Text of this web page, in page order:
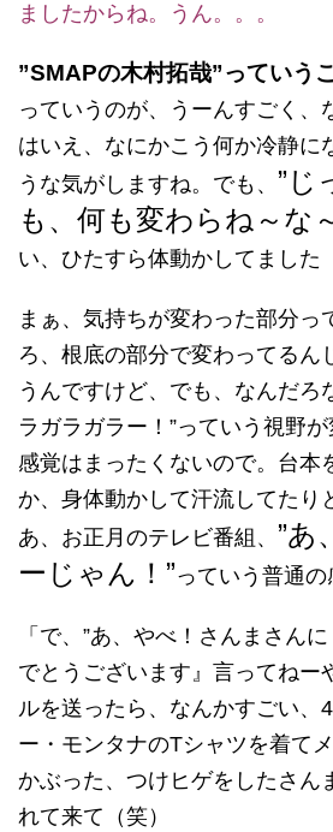
ましたからね。うん。。。
”SMAPの木村拓哉”っていう
っていうのが、うーんすごく、
はいえ、なにかこう何か冷静に
うな気がしますね。でも、 ”じ
も、何も変わらね～な
い、ひたすら体動かしてました
まぁ、気持ちが変わった部分っ
ろ、根底の部分で変わってるん
うんですけど、でも、なんだ
ラガラガラー！”っていう視野
感覚はまったくないので。台本
か、身体動かして汗流してたり
あ、お正月のテレビ番組、 ”あ
ーじゃん！”っていう普通の
「で、”あ、やべ！さんまさん
でとうございます』言ってねー
ルを送ったら、なんかすごい、
ー・モンタナのTシャツを着て
かぶった、つけヒゲをしたさん
れて来て（笑）